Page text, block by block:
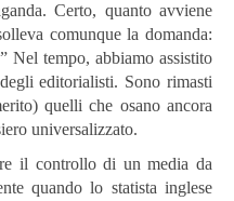
Certo, quanto avviene
comunque la domanda:
Nel tempo, abbiamo assistito
editorialisti. Sono rimasti
quelli che osano ancora
universalizzato.
il controllo di un media da
quando lo statista inglese